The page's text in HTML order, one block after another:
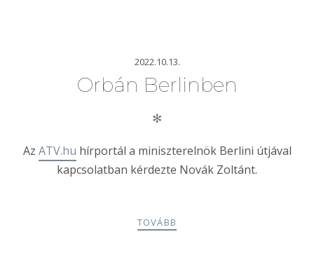
2022.10.13.
Orbán Berlinben
✻
Az ATV.hu hírportál a miniszterelnök Berlini útjával
kapcsolatban kérdezte Novák Zoltánt.
TOVÁBB